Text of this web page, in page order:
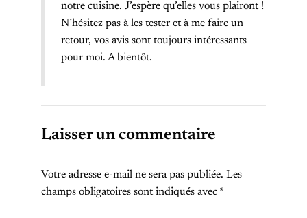
notre cuisine. J’espère qu’elles vous plairont !
N’hésitez pas à les tester et à me faire un
retour, vos avis sont toujours intéressants
pour moi. A bientôt.
Laisser un commentaire
Votre adresse e-mail ne sera pas publiée. Les
champs obligatoires sont indiqués avec *